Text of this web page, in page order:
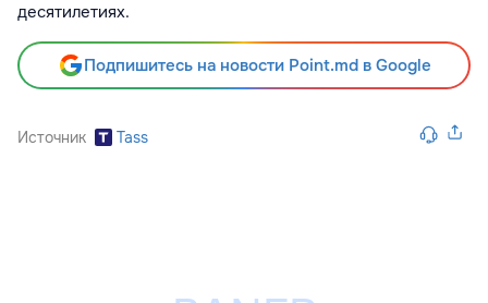
десятилетиях.
Подпишитесь на новости Point.md в Google
Источник Tass